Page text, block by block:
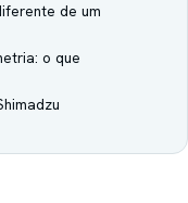
de um
o que